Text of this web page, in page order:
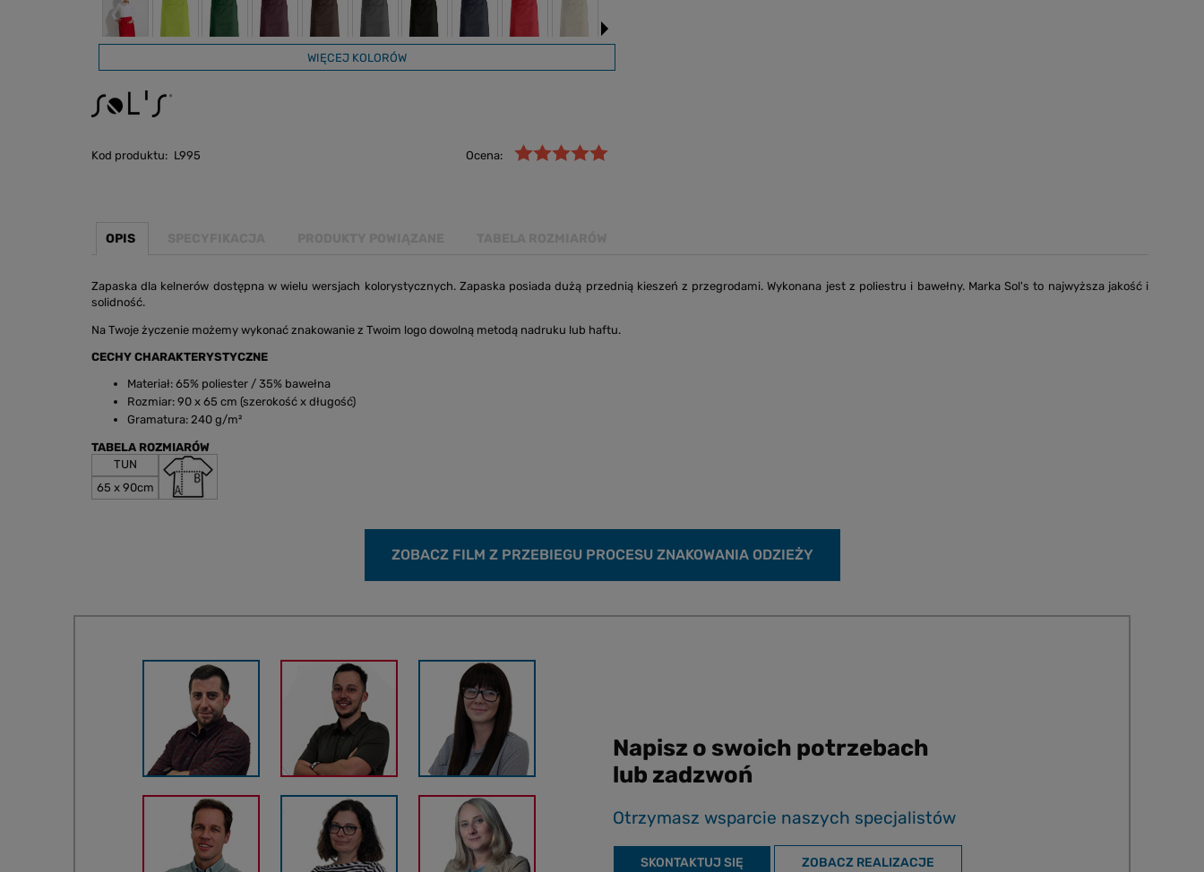
WIĘCEJ KOLORÓW
Kod produktu: L995 Ocena:
OPIS
Zapaska dla kelnerów dostępna w wielu wersjach kolorystycznych. Zapaska posiada dużą przednią kieszeń z przegrodami. Wykonana jest z poliestru i bawełny. Marka Sol's to najwyższa jakość i
solidność.
Na Twoje życzenie możemy wykonać znakowanie z Twoim logo dowolną metodą nadruku lub haftu.
CECHY CHARAKTERYSTYCZNE
Materiał: 65% poliester / 35% bawełna
Rozmiar: 90 x 65 cm (szerokość x długość)
Gramatura: 240 g/m²
TABELA ROZMIARÓW
TUN
65 x 90cm
ZOBACZ FILM Z PRZEBIEGU PROCESU ZNAKOWANIA ODZIEŻY
Napisz o swoich potrzebach
lub zadzwoń
Otrzymasz wsparcie naszych specjalistów
SKONTAKTUJ SIĘ ZOBACZ REALIZACJE